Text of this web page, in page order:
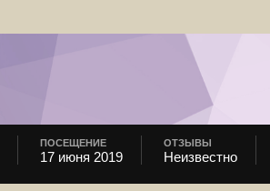
ПОСЕЩЕНИЕ
17 июня 2019
ОТЗЫВЫ
Неизвестно